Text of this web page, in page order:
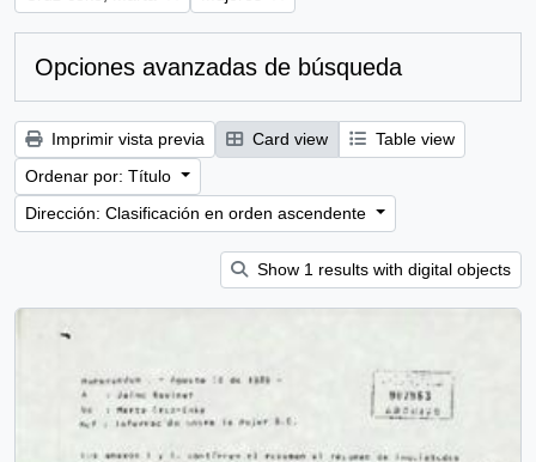
Opciones avanzadas de búsqueda
Imprimir vista previa Card view
Table view
Ordenar por: Título
Dirección: Clasificación en orden ascendente
Show 1 results with digital objects